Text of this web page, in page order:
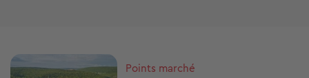
Image
Points marché